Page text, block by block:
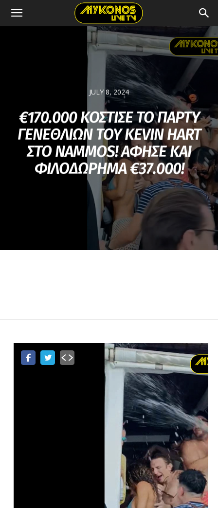
JULY 8, 2024
€170.000 ΚΟΣΤΙΣΕ ΤΟ ΠΑΡΤΥ
ΓΕΝΕΘΛΙΩΝ ΤΟΥ KEVIN HART
ΣΤΟ NAMMOS! ΑΦΗΣΕ ΚΑΙ
ΦΙΛΟΔΩΡΗΜΑ €37.000!